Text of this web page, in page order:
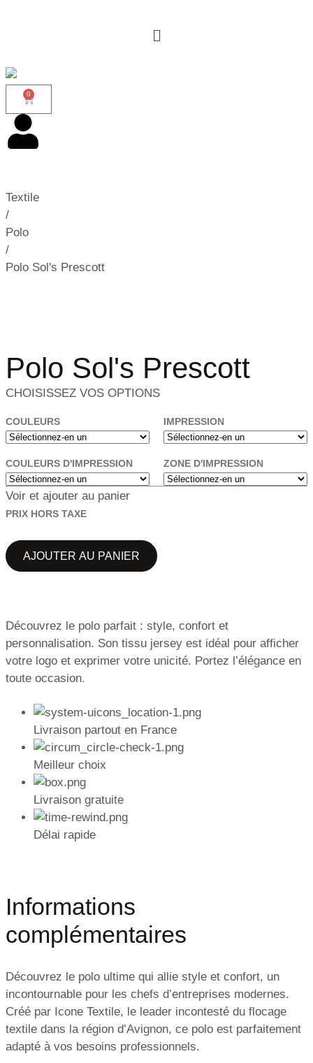
0
Textile
/
Polo
/
Polo Sol's Prescott
Polo Sol's Prescott
CHOISISSEZ VOS OPTIONS
COULEURS IMPRESSION
COULEURS D'IMPRESSION ZONE D'IMPRESSION
Voir et ajouter au panier
PRIX HORS TAXE
AJOUTER AU PANIER
Découvrez le polo parfait : style, confort et
personnalisation. Son tissu jersey est idéal pour afficher
votre logo et exprimer votre unicité. Portez l’élégance en
toute occasion.
Livraison partout en France
Meilleur choix
Livraison gratuite
Délai rapide
Informations
complémentaires
Découvrez le polo ultime qui allie style et confort, un
incontournable pour les chefs d’entreprises modernes.
Créé par Icone Textile, le leader incontesté du flocage
textile dans la région d’Avignon, ce polo est parfaitement
adapté à vos besoins professionnels.